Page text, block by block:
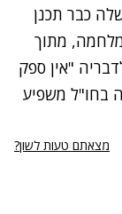
כבר תכנן
מתוך
"אין ספק
בחו"ל משפיע
מצאתם טעות לשון?